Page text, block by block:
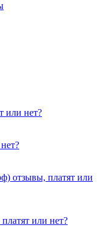
или нет?
отзывы, платят или
или нет?